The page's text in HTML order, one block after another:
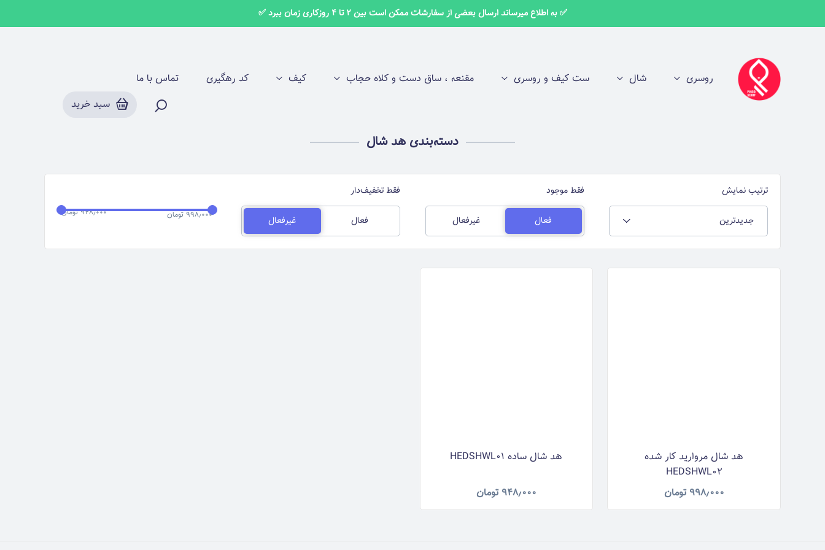
✅ به اطلاع میرساند ارسال بعضی از سفارشات ممکن است بین 2 تا 4 روزکاری زمان ببرد ✅
روسری شال ست کیف و روسری مقنعه ، ساق دست و کلاه حجاب کیف کد رهگیری
تماس با ما
سبد خرید
دسته‌بندی هد شال
ترتیب نمایش
جدیدترین
فقط موجود
فعال غیرفعال
فقط تخفیف‌دار
فعال غیرفعال
۹۴۸٫۰۰۰ تومان ۹۹۸٫۰۰۰ تومان
هد شال مروارید کار شده
HEDSHWL02
۹۹۸٫۰۰۰ تومان
هد شال ساده HEDSHWL01
۹۴۸٫۰۰۰ تومان